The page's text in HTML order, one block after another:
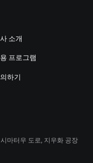
소개
프로그램
하기
마터우 도로, 지우화 공장